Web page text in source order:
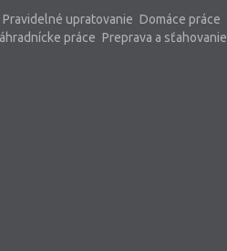
Pravidelné upratovanie Domáce práce
práce Preprava a sťahovanie